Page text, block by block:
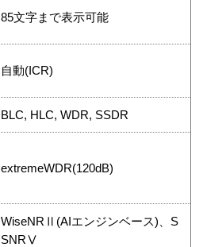
85文字まで表示可能
自動(ICR)
BLC, HLC, WDR, SSDR
extremeWDR(120dB)
WiseNRⅡ(AIエンジンベース)、S
SNRⅤ